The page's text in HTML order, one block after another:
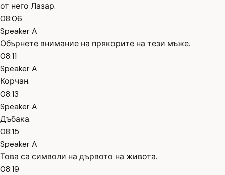
от него Лазар.
08:06
Speaker A
Обърнете внимание на прякорите на тези мъже.
08:11
Speaker A
Корчан.
08:13
Speaker A
Дъбака.
08:15
Speaker A
Това са символи на дървото на живота.
08:19